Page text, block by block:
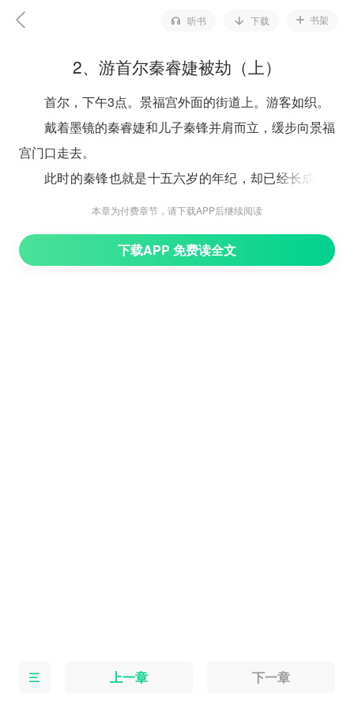
听书 下载 书架
2、游首尔秦睿婕被劫（上）
首尔，下午3点。景福宫外面的街道上。游客如织。
戴着墨镜的秦睿婕和儿子秦锋并肩而立，缓步向景福
宫门口走去。
此时的秦锋也就是十五六岁的年纪，却已经长成了1
米82的大个子，虽然脸庞尚显稚嫩，但眼角眉梢却带着
保镖一般。
本章为付费章节，请下载APP后继续阅读
下载APP 免费读全文
上一章 下一章